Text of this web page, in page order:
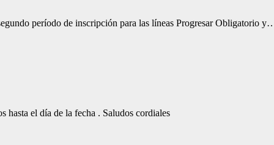
período de inscripción para las líneas Progresar Obligatorio
hasta el día de la fecha . Saludos cordiales